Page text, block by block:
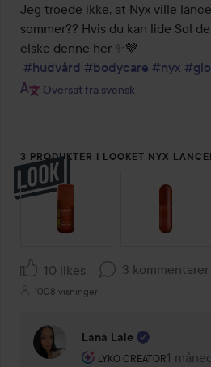
Jeg troede ikke, at Nyx ville
sommer?? Hvis du kan lide Sol
elske denne her ✨🤎
#hudvård #bodycare #nyx
Oversat fra svensk
3 PRODUKTER I LOOKET NYX
SPRING OVER SEKTIONEN
10 likes 3 kommentarer
1008 visninger
Lana Lale
LYKO CREATOR
Brugerens rolle: Lyko
1